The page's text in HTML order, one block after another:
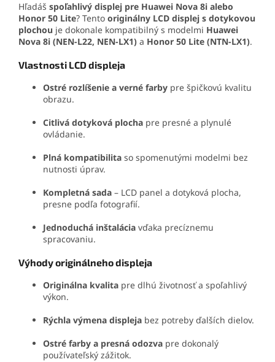
Hľadáš spoľahlivý displej pre Huawei Nova 8i alebo
Honor 50 Lite? Tento originálny LCD displej s dotykovou
plochou je dokonale kompatibilný s modelmi Huawei
Nova 8i (NEN-L22, NEN-LX1) a Honor 50 Lite (NTN-LX1).
Vlastnosti LCD displeja
Ostré rozlíšenie a verné farby pre špičkovú kvalitu
obrazu.
Citlivá dotyková plocha pre presné a plynulé
ovládanie.
Plná kompatibilita so spomenutými modelmi bez
nutnosti úprav.
Kompletná sada – LCD panel a dotyková plocha,
presne podľa fotografií.
Jednoduchá inštalácia vďaka precíznemu
spracovaniu.
Výhody originálneho displeja
Originálna kvalita pre dlhú životnosť a spoľahlivý
výkon.
Rýchla výmena displeja bez potreby ďalších dielov.
Ostré farby a presná odozva pre dokonalý
používateľský zážitok.